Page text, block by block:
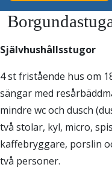
Självhushållsstugor
4 st fristående hus om
sängar med
mindre wc och dusch
två stolar, kyl, micro,
kaffebryggare, porslin
två personer.